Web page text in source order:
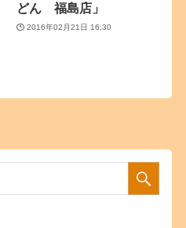
どん 福島店」
2016年02月21日 16:30